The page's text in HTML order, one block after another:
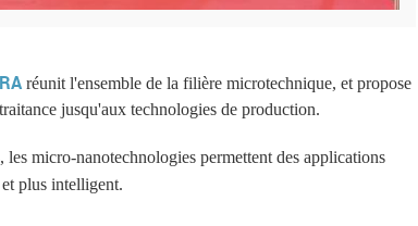
réunit l'ensemble de la filière microtechnique, et propose
jusqu'aux technologies de production.
micro-nanotechnologies permettent des applications
plus intelligent.